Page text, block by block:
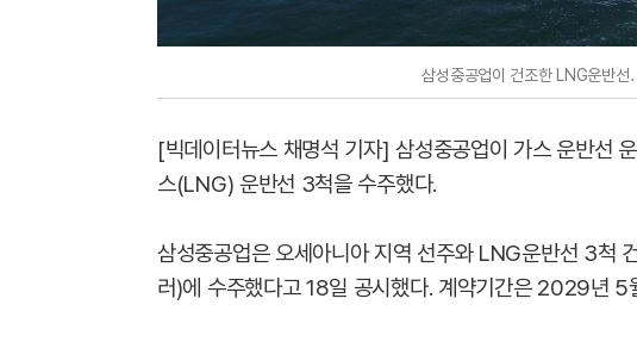
삼성중공업이 건조한 LNG운반선
[빅데이터뉴스 채명석 기자] 삼성중공업이 가스 운반선
스(LNG) 운반선 3척을 수주했다.
삼성중공업은 오세아니아 지역 선주와 LNG운반선 3
러)에 수주했다고 18일 공시했다. 계약기간은 2029년 5